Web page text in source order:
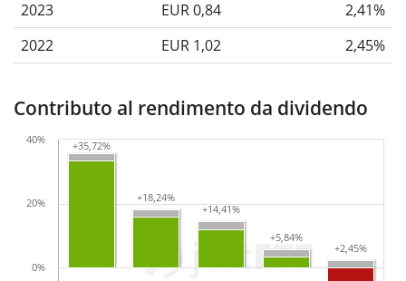
2023 EUR 0,84
2,41%
2022
EUR 1,02 2,45%
Contributo al rendimento da dividendo
+35,72%
+35,72%
+18,24%
+18,24%
+14,41%
+14,41%
+5,84%
+5,84%
+2,45%
+2,45%
0%
20%
40%